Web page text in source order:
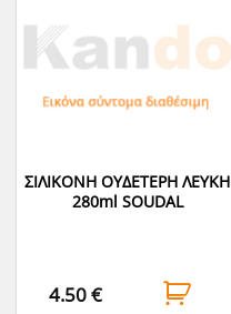
ΣΙΛΙΚΟΝΗ ΟΥΔΕΤΕΡΗ ΛΕΥΚΗ
280ml SOUDAL
4.50€